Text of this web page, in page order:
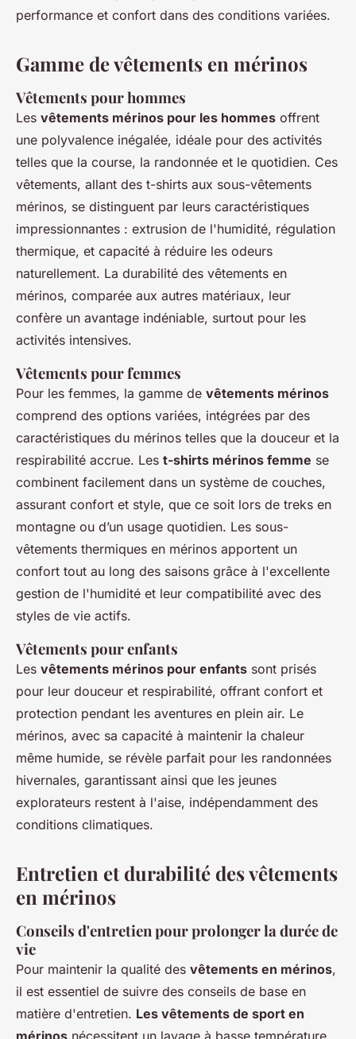
performance et confort dans des conditions variées.
Gamme de vêtements en mérinos
Vêtements pour hommes
Les vêtements mérinos pour les hommes offrent
une polyvalence inégalée, idéale pour des activités
telles que la course, la randonnée et le quotidien. Ces
vêtements, allant des t-shirts aux sous-vêtements
mérinos, se distinguent par leurs caractéristiques
impressionnantes : extrusion de l'humidité, régulation
thermique, et capacité à réduire les odeurs
naturellement. La durabilité des vêtements en
mérinos, comparée aux autres matériaux, leur
confère un avantage indéniable, surtout pour les
activités intensives.
Vêtements pour femmes
Pour les femmes, la gamme de vêtements mérinos
comprend des options variées, intégrées par des
caractéristiques du mérinos telles que la douceur et la
respirabilité accrue. Les t-shirts mérinos femme se
combinent facilement dans un système de couches,
assurant confort et style, que ce soit lors de treks en
montagne ou d’un usage quotidien. Les sous-
vêtements thermiques en mérinos apportent un
confort tout au long des saisons grâce à l'excellente
gestion de l'humidité et leur compatibilité avec des
styles de vie actifs.
Vêtements pour enfants
Les vêtements mérinos pour enfants sont prisés
pour leur douceur et respirabilité, offrant confort et
protection pendant les aventures en plein air. Le
mérinos, avec sa capacité à maintenir la chaleur
même humide, se révèle parfait pour les randonnées
hivernales, garantissant ainsi que les jeunes
explorateurs restent à l'aise, indépendamment des
conditions climatiques.
Entretien et durabilité des vêtements
en mérinos
Conseils d'entretien pour prolonger la durée de
vie
Pour maintenir la qualité des vêtements en mérinos,
il est essentiel de suivre des conseils de base en
matière d'entretien. Les vêtements de sport en